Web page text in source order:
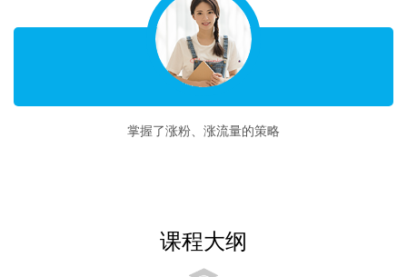
收获三
掌握了涨粉、涨流量的策略
课程大纲